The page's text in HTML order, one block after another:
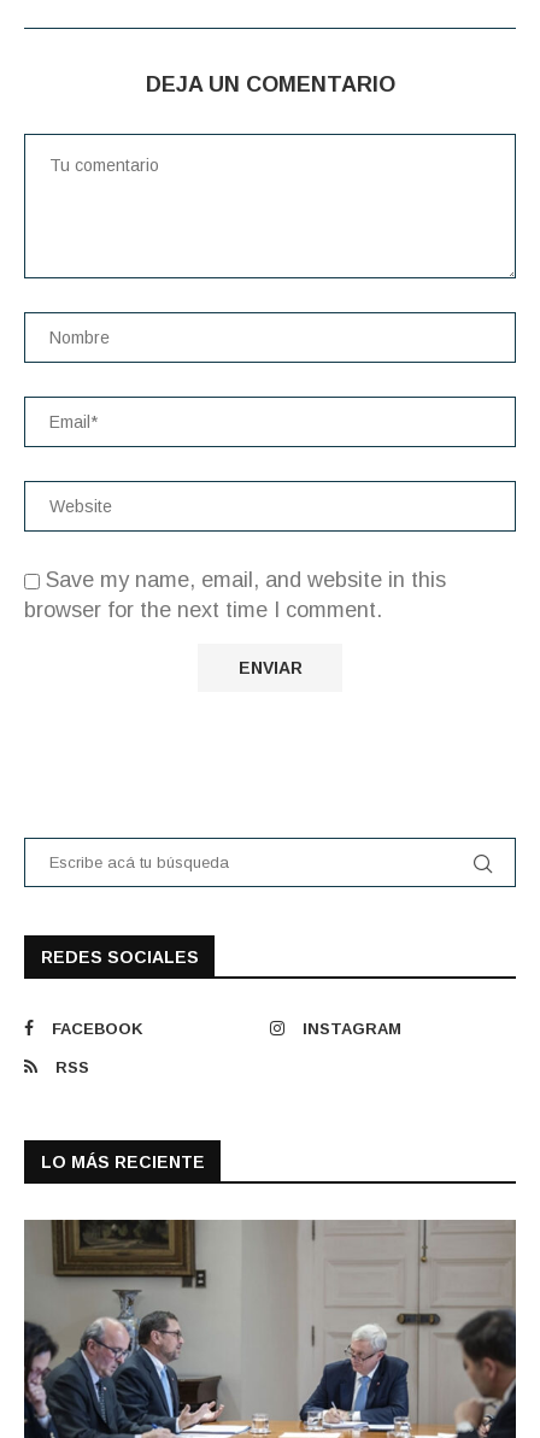
DEJA UN COMENTARIO
Save my name, email, and website in this
browser for the next time I comment.
REDES SOCIALES
FACEBOOK INSTAGRAM
RSS
LO MÁS RECIENTE